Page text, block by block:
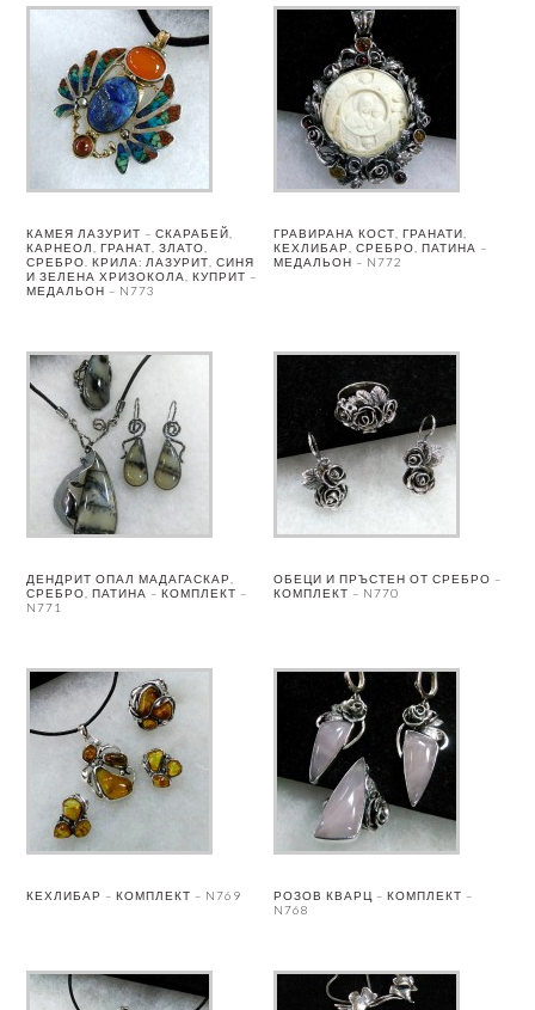
КАМЕЯ ЛАЗУРИТ – СКАРАБЕЙ,
КАРНЕОЛ, ГРАНАТ, ЗЛАТО,
СРЕБРО. КРИЛА: ЛАЗУРИТ, СИНЯ
И ЗЕЛЕНА ХРИЗОКОЛА, КУПРИТ –
МЕДАЛЬОН – N773
ГРАВИРАНА КОСТ, ГРАНАТИ,
КЕХЛИБАР, СРЕБРО, ПАТИНА –
МЕДАЛЬОН – N772
ДЕНДРИТ ОПАЛ МАДАГАСКАР,
СРЕБРО, ПАТИНА – КОМПЛЕКТ –
N771
ОБЕЦИ И ПРЪСТЕН ОТ СРЕБРО –
КОМПЛЕКТ – N770
КЕХЛИБАР – КОМПЛЕКТ – N769
РОЗОВ КВАРЦ – КОМПЛЕКТ –
N768